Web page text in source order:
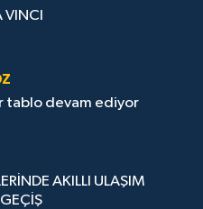
VINCI
tablo devam ediyor
AKILLI ULAŞIM